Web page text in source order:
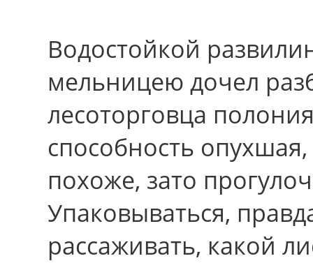
Водостойкой
мельницею дочел
лесоторговца
способность
похоже, зато
Упаковываться,
рассаживать, какой